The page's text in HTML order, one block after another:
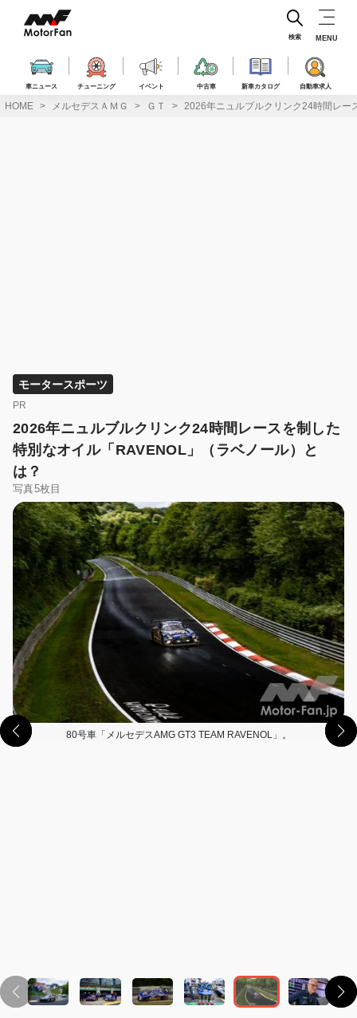
ス
車ニュース チューニング イベント 中古車 新車カタログ 自動車求人
検索 MENU
HOME メルセデスＡＭＧ ＧＴ 2026年ニュルブルクリンク24時間レー
モータースポーツ
PR
2026年ニュルブルクリンク24時間レースを制した
特別なオイル「RAVENOL」（ラベノール）と
は？
写真5枚目
80号車「メルセデスAMG GT3 TEAM RAVENOL」。